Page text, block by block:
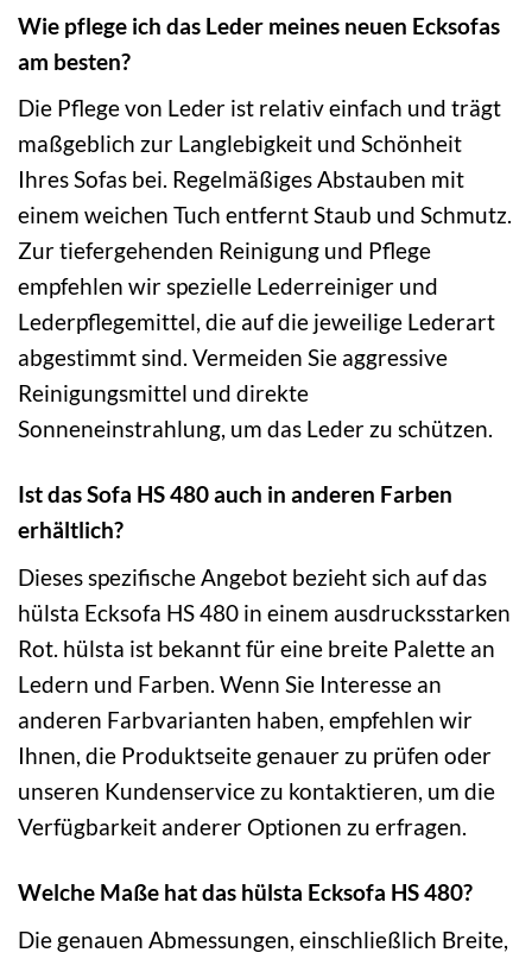
Wie pflege ich das Leder meines neuen Ecksofas
am besten?
Die Pflege von Leder ist relativ einfach und trägt
maßgeblich zur Langlebigkeit und Schönheit
Ihres Sofas bei. Regelmäßiges Abstauben mit
einem weichen Tuch entfernt Staub und Schmutz.
Zur tiefergehenden Reinigung und Pflege
empfehlen wir spezielle Lederreiniger und
Lederpflegemittel, die auf die jeweilige Lederart
abgestimmt sind. Vermeiden Sie aggressive
Reinigungsmittel und direkte
Sonneneinstrahlung, um das Leder zu schützen.
Ist das Sofa HS 480 auch in anderen Farben
erhältlich?
Dieses spezifische Angebot bezieht sich auf das
hülsta Ecksofa HS 480 in einem ausdrucksstarken
Rot. hülsta ist bekannt für eine breite Palette an
Ledern und Farben. Wenn Sie Interesse an
anderen Farbvarianten haben, empfehlen wir
Ihnen, die Produktseite genauer zu prüfen oder
unseren Kundenservice zu kontaktieren, um die
Verfügbarkeit anderer Optionen zu erfragen.
Welche Maße hat das hülsta Ecksofa HS 480?
Die genauen Abmessungen, einschließlich Breite,